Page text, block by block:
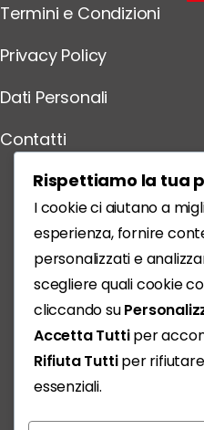
Termini e Condizioni
Privacy Policy
Dati Personali
Contatti
Rispettiamo la tua
I cookie ci aiutano a
esperienza, fornire
personalizzati e
scegliere quali cookie
cliccando su
Accetta Tuttiper
Rifiuta Tuttiper
essenziali.